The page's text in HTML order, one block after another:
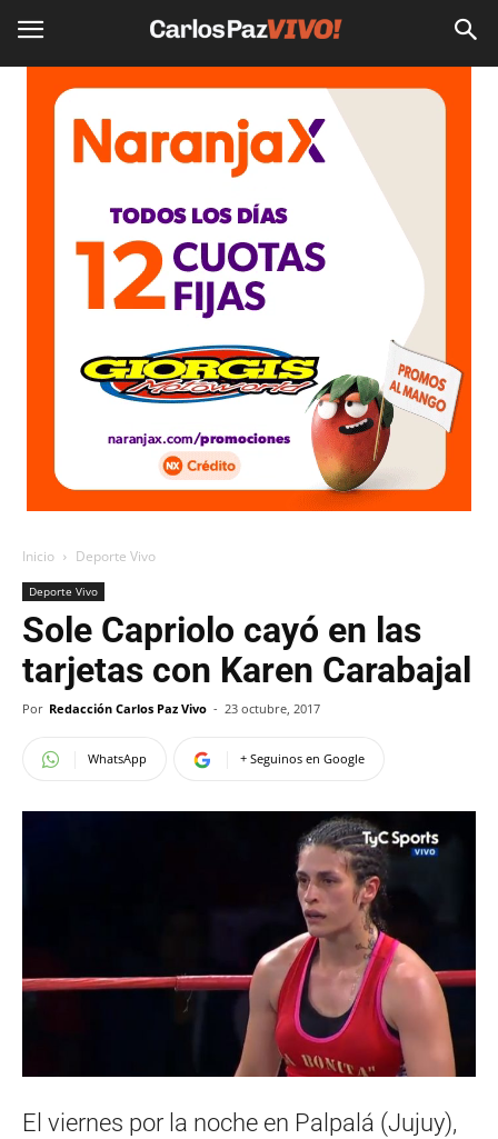
Inicio Deporte Vivo
Deporte Vivo
Sole Capriolo cayó en las
tarjetas con Karen Carabajal
Por Redacción Carlos Paz Vivo - 23 octubre, 2017
WhatsApp + Seguinos en Google
El viernes por la noche en Palpalá (Jujuy),